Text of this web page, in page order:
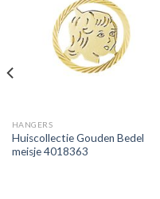
HANGERS
Huiscollectie Gouden Bedel
meisje 4018363